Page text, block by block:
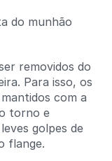
do munhão
removidos do
Para isso, os
com a
torno e
golpes de
flange.